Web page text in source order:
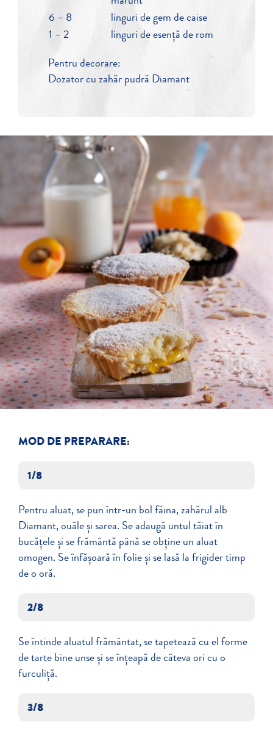
MOD DE PREPARARE:
1/8
Pentru aluat, se pun într-un bol făina, zahărul alb
Diamant, ouăle și sarea. Se adaugă untul tăiat în
bucățele și se frământă până se obține un aluat
omogen. Se înfășoară în folie și se lasă la frigider timp
de o oră.
2/8
Se întinde aluatul frământat, se tapetează cu el forme
de tarte bine unse și se înțeapă de câteva ori cu o
furculiță.
3/8
6 – 8
linguri de gem de caise
1 – 2
linguri de esenţă de rom
Pentru decorare:
Dozator cu zahăr pudră Diamant